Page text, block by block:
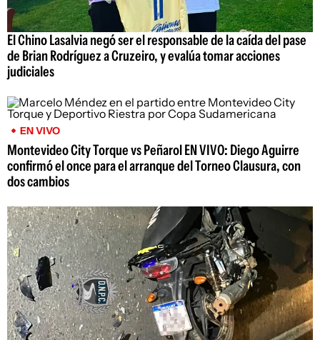
El Chino Lasalvia negó ser el responsable de la caída del pase
de Brian Rodríguez a Cruzeiro, y evalúa tomar acciones
judiciales
EN VIVO
Montevideo City Torque vs Peñarol EN VIVO: Diego Aguirre
confirmó el once para el arranque del Torneo Clausura, con
dos cambios